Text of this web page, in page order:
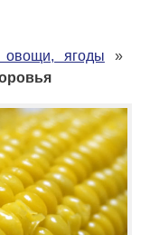
овощи, ягоды »